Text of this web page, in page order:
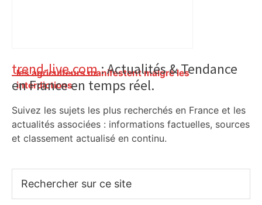
les agriculteurs manifestent malgré les
interdictions
Primary
Sidebar
trend-live.com: Actualités & Tendance
en France en temps réel.
Suivez les sujets les plus recherchés en France et les
actualités associées : informations factuelles, sources
et classement actualisé en continu.
sur